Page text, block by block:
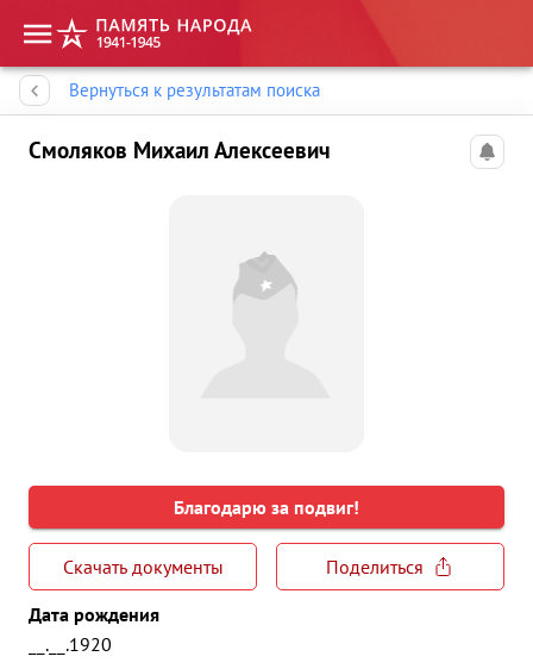
Вернуться к результатам поиска
Смоляков Михаил Алексеевич
Благодарю за подвиг!
Скачать документы
Поделиться
Дата рождения
__.__.1920
Память народа